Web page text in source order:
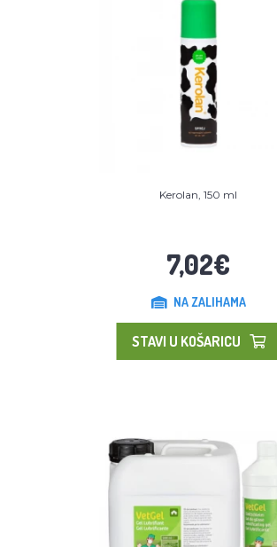
Kerolan, 150 ml
7,02€
NA ZALIHAMA
STAVI U KOŠARICU